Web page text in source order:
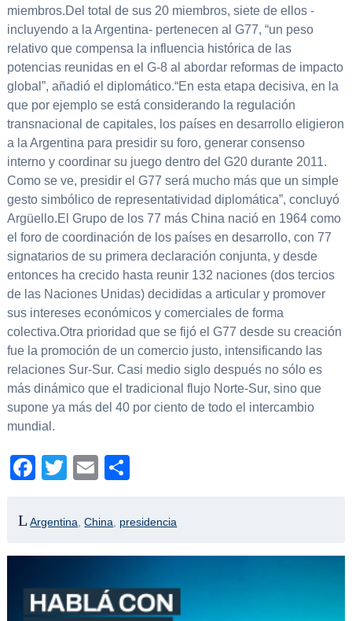
miembros.Del total de sus 20 miembros, siete de ellos -
incluyendo a la Argentina- pertenecen al G77, “un peso
relativo que compensa la influencia histórica de las
potencias reunidas en el G-8 al abordar reformas de impacto
global”, añadió el diplomático.“En esta etapa decisiva, en la
que por ejemplo se está considerando la regulación
transnacional de capitales, los países en desarrollo eligieron
a la Argentina para presidir su foro, generar consenso
interno y coordinar su juego dentro del G20 durante 2011.
Como se ve, presidir el G77 será mucho más que un simple
gesto simbólico de representatividad diplomática”, concluyó
Argüello.El Grupo de los 77 más China nació en 1964 como
el foro de coordinación de los países en desarrollo, con 77
signatarios de su primera declaración conjunta, y desde
entonces ha crecido hasta reunir 132 naciones (dos tercios
de las Naciones Unidas) decididas a articular y promover
sus intereses económicos y comerciales de forma
colectiva.Otra prioridad que se fijó el G77 desde su creación
fue la promoción de un comercio justo, intensificando las
relaciones Sur-Sur. Casi medio siglo después no sólo es
más dinámico que el tradicional flujo Norte-Sur, sino que
supone ya más del 40 por ciento de todo el intercambio
mundial.
Facebook
TwitterEmail
Argentina ,China presidencia